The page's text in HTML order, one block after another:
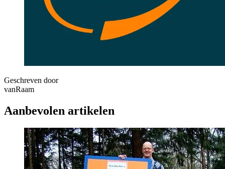
Geschreven door
vanRaam
Aanbevolen artikelen